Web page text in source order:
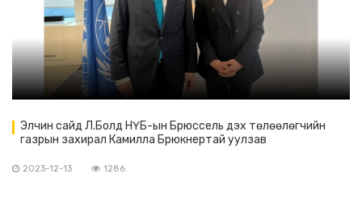
Элчин сайд Л.Болд НҮБ-ын Брюссель дэх төлөөлөгчийн
газрын захирал Камилла Брюкнертай уулзав
2023-12-13 1286